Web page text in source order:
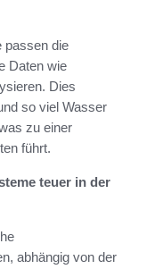
passen die
Daten wie
Dies
so viel Wasser
zu einer
führt.
teuer in der
abhängig von der